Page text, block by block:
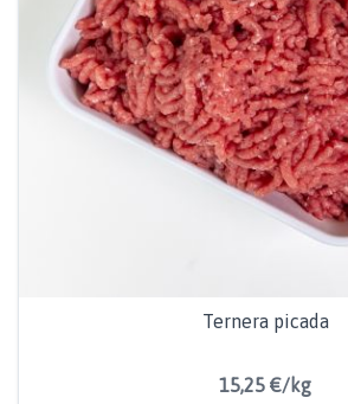
Ternera picada
15,25 €/kg